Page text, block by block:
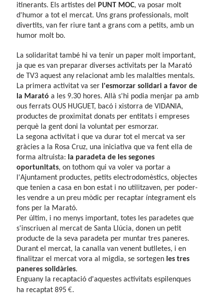
itinerants. Els artistes del PUNT MOC, va posar molt
d'humor a tot el mercat. Uns grans professionals, molt
divertits, van fer riure tant a grans com a petits, amb un
humor molt bo.
La solidaritat també hi va tenir un paper molt important,
ja que es van preparar diverses activitats per la Marató
de TV3 aquest any relacionat amb les malalties mentals.
La primera activitat va ser l'esmorzar solidari a favor de
la Marató a les 9.30 hores. Allà s'hi podia menjar pa amb
ous ferrats OUS HUGUET, bacó i xistorra de VIDANIA,
productes de proximitat donats per entitats i empreses
perquè la gent doni la voluntat per esmorzar.
La segona activitat i que va durar tot el mercat va ser
gràcies a la RosaCruz, una iniciativa que va fent ella de
forma altruista: la paradeta de les segones
oportunitats, on tothom qui va voler va portar a
l'Ajuntament productes, petits electrodomèstics, objectes
que tenien a casa en bon estat i no utilitzaven, per poder-
les vendre a un preu mòdic per recaptar íntegrament els
fons per la Marató.
Per últim, i no menys important, totes les paradetes que
s'inscriuen al mercat de Santa Llúcia, donen un petit
producte de la seva paradeta per muntar tres paneres.
Durant el mercat, la canalla van venent butlletes, i en
finalitzar el mercat vora al migdia, se sortegen les tres
paneres solidàries.
Enguany la recaptació d'aquestes activitats espilenques
ha recaptat895 €.